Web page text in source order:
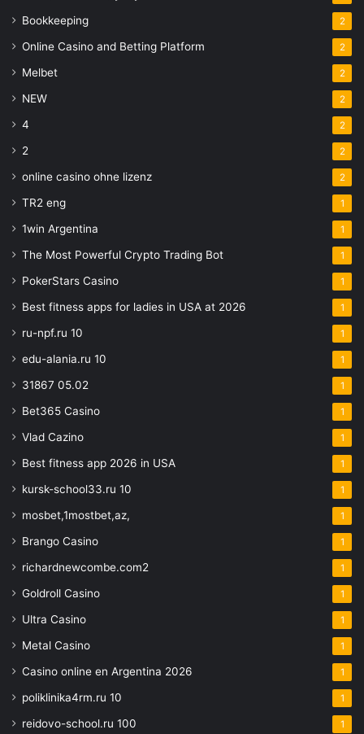
Bookkeeping 2
Online Casino and Betting Platform 2
Melbet 2
NEW 2
4 2
2 2
online casino ohne lizenz 2
TR2 eng 1
1win Argentina 1
The Most Powerful Crypto Trading Bot 1
PokerStars Casino 1
Best fitness apps for ladies in USA at 2026 1
ru-npf.ru 10 1
edu-alania.ru 10 1
31867 05.02 1
Bet365 Casino 1
Vlad Cazino 1
Best fitness app 2026 in USA 1
kursk-school33.ru 10 1
mosbet,1mostbet,az, 1
Brango Casino 1
richardnewcombe.com2 1
Goldroll Casino 1
Ultra Casino 1
Metal Casino 1
Casino online en Argentina 2026 1
poliklinika4rm.ru 10 1
reidovo-school.ru 100 1